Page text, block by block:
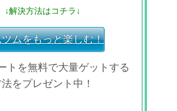
↓解決方法はコチラ↓
ムをもっと楽しむ！
トを無料で大量ゲットする
をプレゼント中！